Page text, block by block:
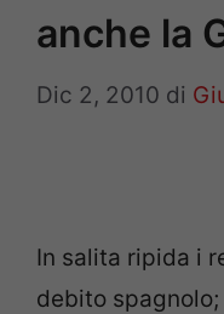
anche la
Dic 2, 2010 di
In salita ripida i
debito